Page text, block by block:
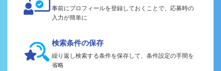
事前にプロフィールを登録しておくことで、応募時の
入力が簡単に
検索条件の保存
繰り返し検索する条件を保存して、条件設定の手間を
省略